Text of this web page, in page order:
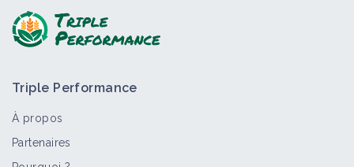
Triple Performance
À propos
Partenaires